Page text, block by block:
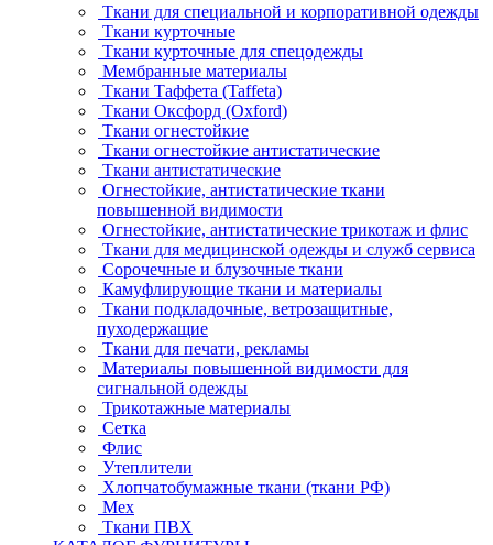
Ткани для специальной и корпоративной одежды
Ткани курточные
Ткани курточные для спецодежды
Мембранные материалы
Ткани Таффета (Taffeta)
Ткани Оксфорд (Oxford)
Ткани огнестойкие
Ткани огнестойкие антистатические
Ткани антистатические
Огнестойкие, антистатические ткани
повышенной видимости
Огнестойкие, антистатические трикотаж и флис
Ткани для медицинской одежды и служб сервиса
Сорочечные и блузочные ткани
Камуфлирующие ткани и материалы
Ткани подкладочные, ветрозащитные,
пуходержащие
Ткани для печати, рекламы
Материалы повышенной видимости для
сигнальной одежды
Трикотажные материалы
Сетка
Флис
Утеплители
Хлопчатобумажные ткани (ткани РФ)
Мех
Ткани ПВХ